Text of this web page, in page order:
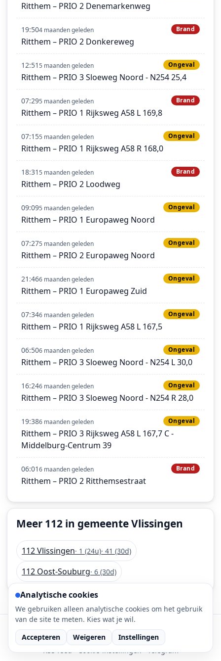
Ritthem – PRIO 2 Denemarkenweg
19:504 maanden geleden Brand
Ritthem – PRIO 2 Donkereweg
12:515 maanden geleden Ongeval
Ritthem – PRIO 3 Sloeweg Noord - N254 25,4
07:295 maanden geleden Brand
Ritthem – PRIO 1 Rijksweg A58 L 169,8
07:155 maanden geleden Ongeval
Ritthem – PRIO 1 Rijksweg A58 R 168,0
18:315 maanden geleden Brand
Ritthem – PRIO 2 Loodweg
09:095 maanden geleden Ongeval
Ritthem – PRIO 1 Europaweg Noord
07:275 maanden geleden Ongeval
Ritthem – PRIO 2 Europaweg Noord
21:466 maanden geleden Ongeval
Ritthem – PRIO 1 Europaweg Zuid
07:346 maanden geleden Ongeval
Ritthem – PRIO 1 Rijksweg A58 L 167,5
06:506 maanden geleden Ongeval
Ritthem – PRIO 3 Sloeweg Noord - N254 L 30,0
16:246 maanden geleden Ongeval
Ritthem – PRIO 3 Sloeweg Noord - N254 R 28,0
19:386 maanden geleden Ongeval
Ritthem – PRIO 3 Rijksweg A58 L 167,7 C -
Middelburg-Centrum 39
06:016 maanden geleden Brand
Ritthem – PRIO 2 Ritthemsestraat
Meer 112 in gemeente Vlissingen
112 Vlissingen· 1 (24u)· 41 (30d)
112 Oost-Souburg· 6 (30d)
112-meldingen.nl • 112 meldingen is onderdeel
van DaLec.
RSS feed·Cookie-instellingen·Telegram
Analytische cookies
We gebruiken alleen analytische cookies om het gebruik
van de site te meten. Kies wat je wil.
Accepteren
Weigeren Instellingen